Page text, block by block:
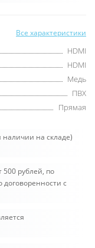
Все характеристики
HDMI
HDMI
Медь
ПВХ
Прямая
наличии на складе)
500 рублей, по
договоренности с